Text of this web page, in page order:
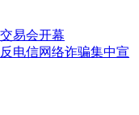
易会开幕
电信网络诈骗集中宣